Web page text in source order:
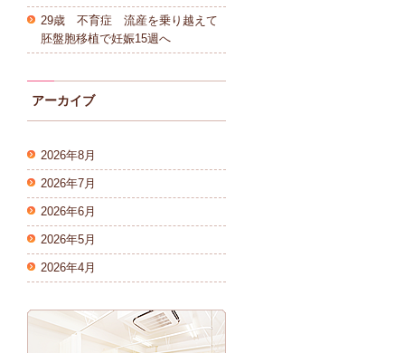
29歳 不育症 流産を乗り越えて
胚盤胞移植で妊娠15週へ
アーカイブ
2026年8月
2026年7月
2026年6月
2026年5月
2026年4月